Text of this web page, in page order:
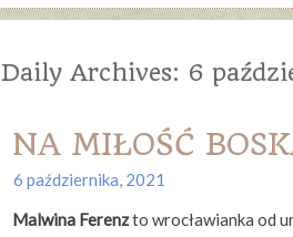
Daily Archives: 6
NA MIŁOŚĆ
6 października, 2021
Malwina Ferenzto wrocławianka od